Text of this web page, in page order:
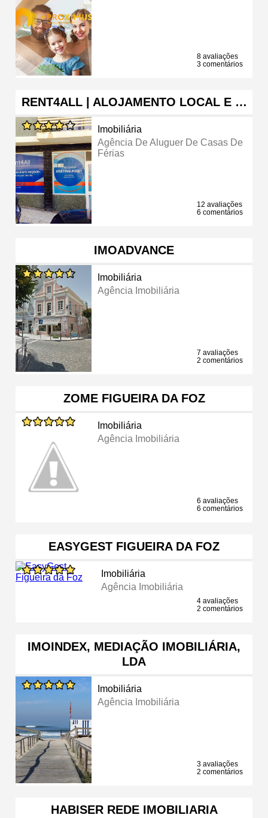
8 avaliações
3 comentários
RENT4ALL | ALOJAMENTO LOCAL E …
Imobiliária
Agência De Aluguer De Casas De
Férias
12 avaliações
6 comentários
IMOADVANCE
Imobiliária
Agência Imobiliária
7 avaliações
2 comentários
ZOME FIGUEIRA DA FOZ
Imobiliária
Agência Imobiliária
6 avaliações
6 comentários
EASYGEST FIGUEIRA DA FOZ
Imobiliária
Agência Imobiliária
4 avaliações
2 comentários
IMOINDEX, MEDIAÇÃO IMOBILIÁRIA,
LDA
Imobiliária
Agência Imobiliária
3 avaliações
2 comentários
HABISER REDE IMOBILIARIA